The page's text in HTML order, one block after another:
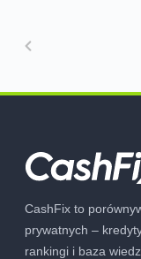
CashFix to
prywatnych –
rankingi i baza